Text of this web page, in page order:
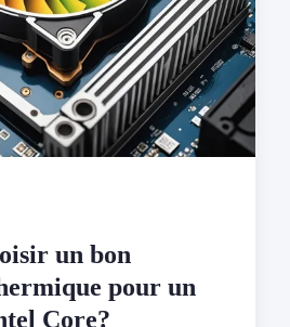
un bon
pour un
Core?